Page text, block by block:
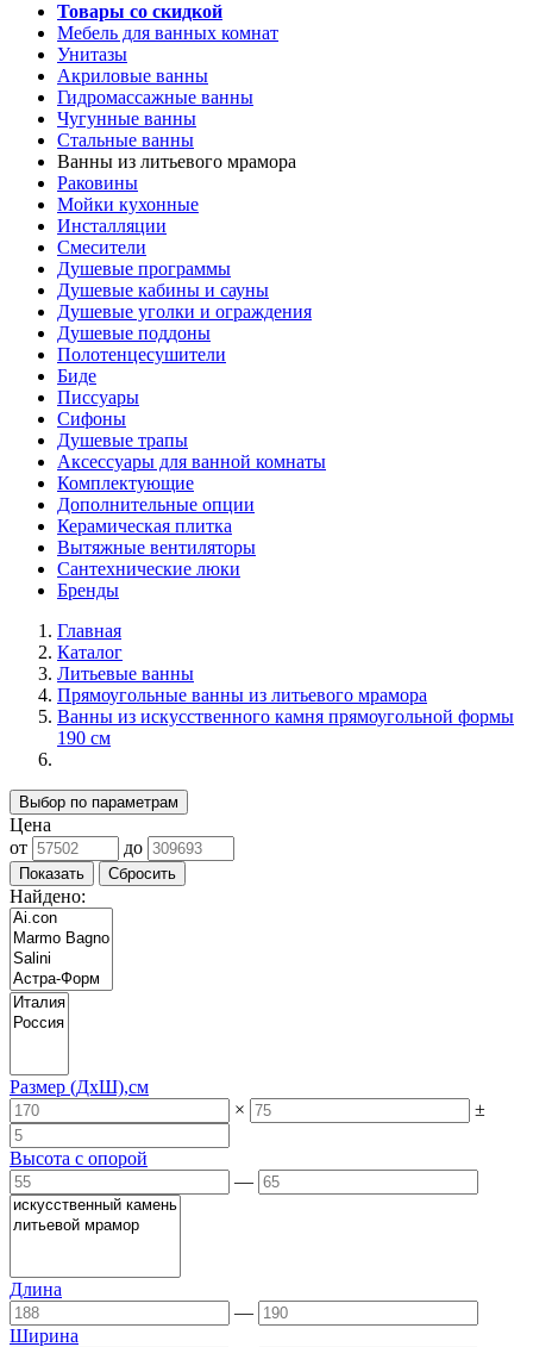
Товары со скидкой
Мебель для ванных комнат
Унитазы
Акриловые ванны
Гидромассажные ванны
Чугунные ванны
Стальные ванны
Ванны из литьевого мрамора
Раковины
Мойки кухонные
Инсталляции
Смесители
Душевые программы
Душевые кабины и сауны
Душевые уголки и ограждения
Душевые поддоны
Полотенцесушители
Биде
Писсуары
Сифоны
Душевые трапы
Аксессуары для ванной комнаты
Комплектующие
Дополнительные опции
Керамическая плитка
Вытяжные вентиляторы
Сантехнические люки
Бренды
Главная
Каталог
Литьевые ванны
Прямоугольные ванны из литьевого мрамора
Ванны из искусственного камня прямоугольной формы
190 см
Выбор по параметрам
Цена
от
до
Найдено:
Размер (ДхШ),см
×
±
Высота с опорой
—
Длина
—
Ширина